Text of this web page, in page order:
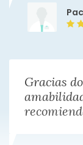
Gracias